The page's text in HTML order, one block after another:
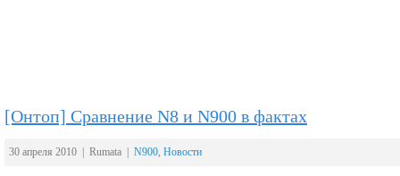
[Онтоп] Сравнение N8 и N900 в фактах
30 апреля 2010 | Rumata | N900, Новости